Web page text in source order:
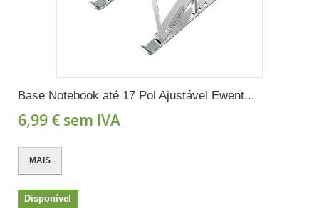
Base Notebook até 17 Pol Ajustável Ewent...
6,99 € sem IVA
MAIS
Disponível